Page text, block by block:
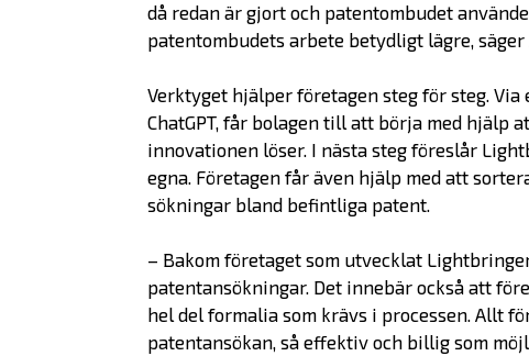
då redan är gjort och patentombudet
patentombudets arbete betydligt lägre, säger
Verktyget hjälper företagen steg för steg.
ChatGPT, får bolagen till att börja med hjälp
innovationen löser. I nästa steg föreslår
egna. Företagen får även hjälp med att
sökningar bland befintliga patent.
– Bakom företaget som utvecklat
patentansökningar. Det innebär också att
hel del formalia som krävs i processen. Allt
patentansökan, så effektiv och billig som